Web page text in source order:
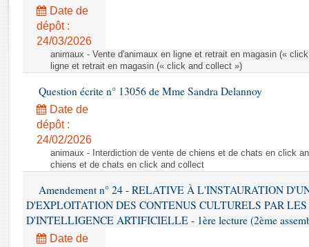
Rapports législatifs
Rapports sur l'application des lois
Baromètre de l’application des lois
Dossiers législatifs
Budget et sécurité sociale
Questions écrites et orales
Comptes rendus des débats
Date de
dépôt :
24/03/2026
animaux - Vente d'animaux en ligne et retrait en magasin («
ligne et retrait en magasin (« click and collect »)
Question écrite n° 13056 de Mme Sandra Delannoy
Date de
dépôt :
24/02/2026
animaux - Interdiction de vente de chiens et de chats en click
chiens et de chats en click and collect
Amendement n° 24 - RELATIVE À L'INSTAURATION
D'EXPLOITATION DES CONTENUS CULTURELS PAR LES
D'INTELLIGENCE ARTIFICIELLE - 1ère lecture (2ème
Date de